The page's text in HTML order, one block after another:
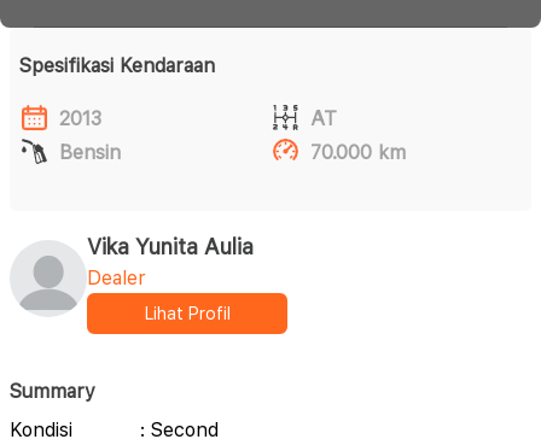
Spesifikasi Kendaraan
2013
AT
Bensin
70.000 km
Vika Yunita Aulia
Dealer
Lihat Profil
Summary
Kondisi
: Second